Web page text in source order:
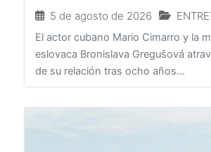
5 de agosto de 2026
El actor cubano Mario Cimarro y la
eslovaca Bronislava Gregušová
de su relación tras ocho años...